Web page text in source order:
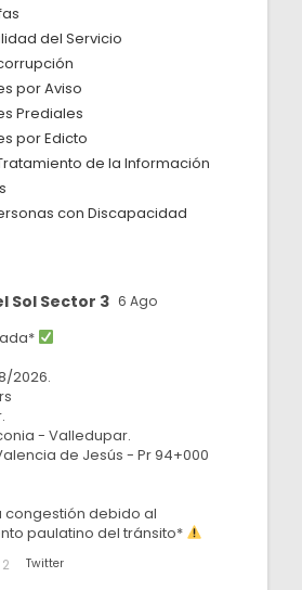
del Servicio
por Aviso
Prediales
por Edicto
de la Información
con Discapacidad
Sol Sector 3 6 Ago
2026.
- Valledupar.
de Jesús - Pr 94+000
congestión debido al
paulatino del tránsito*
2 Twitter